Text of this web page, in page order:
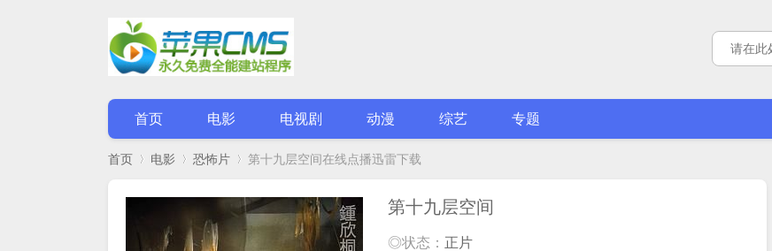
首页 电影 电视剧 动漫 综艺 专题
首页 电影 恐怖片 第十九层空间在线点播迅雷下载
第十九层空间
◎状态： 正片